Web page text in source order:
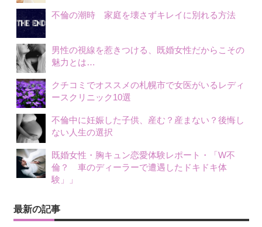
不倫の潮時 家庭を壊さずキレイに別れる方法
男性の視線を惹きつける、既婚女性だからこその
魅力とは…
クチコミでオススメの札幌市で女医がいるレディ
ースクリニック10選
不倫中に妊娠した子供、産む？産まない？後悔し
ない人生の選択
既婚女性・胸キュン恋愛体験レポート・「W不
倫？ 車のディーラーで遭遇したドキドキ体
験」」
最新の記事